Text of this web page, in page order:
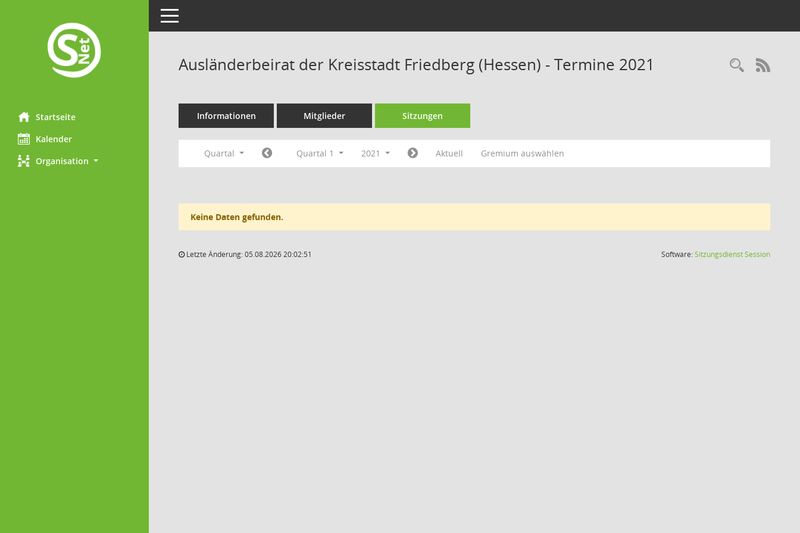
Startseite
Kalender
Organisation
Toggle navigation
Ausländerbeirat der Kreisstadt Friedberg (Hessen) - Termine 2021
Informationen Mitglieder Sitzungen
Quartal Quartal 1 2021 Aktuell Gremium auswählen
Keine Daten gefunden.
Letzte Änderung: 05.08.2026 20:02:51 Software:SitzungsdienstSession(Wird in